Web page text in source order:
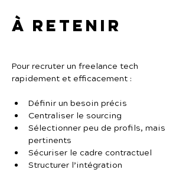
À retenir
Pour recruter un freelance tech
rapidement et efficacement :
Définir un besoin précis
Centraliser le sourcing
Sélectionner peu de profils, mais
pertinents
Sécuriser le cadre contractuel
Structurer l’intégration